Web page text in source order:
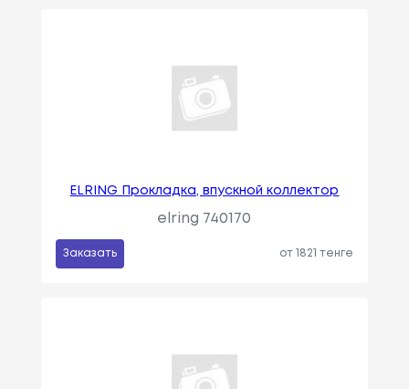
ELRING Прокладка, впускной коллектор
elring 740170
Заказать от 1821 тенге